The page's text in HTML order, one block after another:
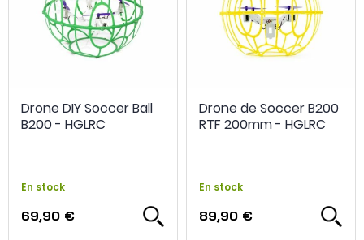
Drone DIY Soccer Ball
B200 - HGLRC
En stock
69,90 €
Drone de Soccer B200
RTF 200mm - HGLRC
En stock
89,90 €